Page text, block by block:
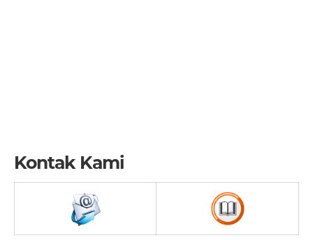
Kontak Kami